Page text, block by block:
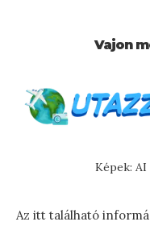
Vajon
Képek:
Az itt található